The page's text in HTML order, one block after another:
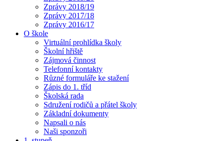
Zprávy 2018/19
Zprávy 2017/18
Zprávy 2016/17
O škole
Virtuální prohlídka školy
Školní hřiště
Zájmová činnost
Telefonní kontakty
Různé formuláře ke stažení
Zápis do 1. tříd
Školská rada
Sdružení rodičů a přátel školy
Základní dokumenty
Napsali o nás
Naši sponzoři